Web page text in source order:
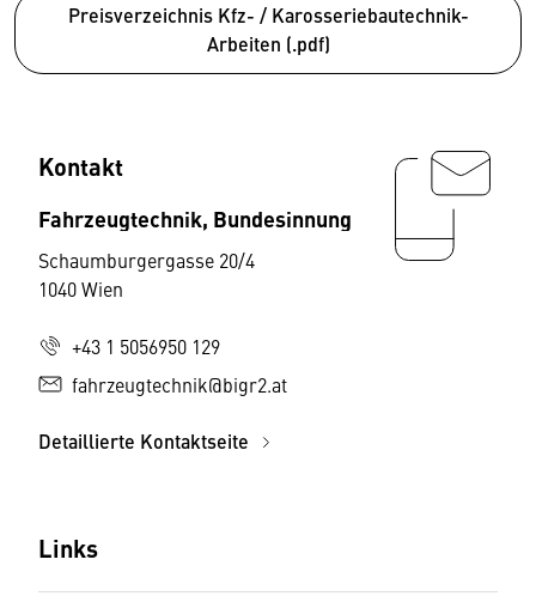
Preisverzeichnis Kfz- / Karosseriebautechnik-
Arbeiten (.pdf)
Kontakt
Fahrzeugtechnik, Bundesinnung
Schaumburgergasse 20/4
1040 Wien
+43 1 5056950 129
fahrzeugtechnik@bigr2.at
Detaillierte Kontaktseite
Links